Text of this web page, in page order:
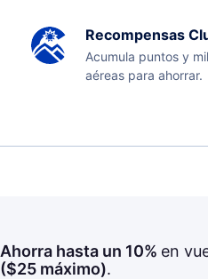
Recompensas
Acumula puntos y
aéreas para ahorrar.
Ahorra hasta un 10% en
($25máximo).